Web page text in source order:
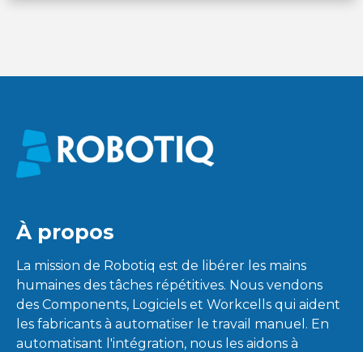
À propos
La mission de Robotiq est de libérer les mains
humaines des tâches répétitives. Nous vendons
des Components, Logiciels et Workcells qui aident
les fabricants à automatiser le travail manuel. En
automatisant l'intégration, nous les aidons à